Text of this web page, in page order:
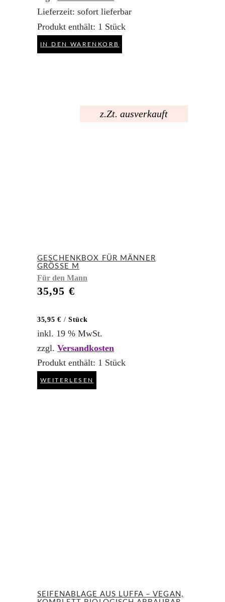
Lieferzeit: sofort lieferbar
Produkt enthält: 1 Stück
IN DEN WARENKORB
z.Zt. ausverkauft
GESCHENKBOX FÜR MÄNNER
GRÖSSE M
Für den Mann
35,95 €
35,95€ /Stück
inkl. 19 % MwSt.
zzgl. Versandkosten
Produkt enthält: 1 Stück
WEITERLESEN
SEIFENABLAGE AUS LUFFA – VEGAN,